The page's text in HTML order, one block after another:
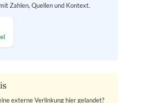
Zahlen, Quellen und Kontext.
externe Verlinkung hier gelandet?